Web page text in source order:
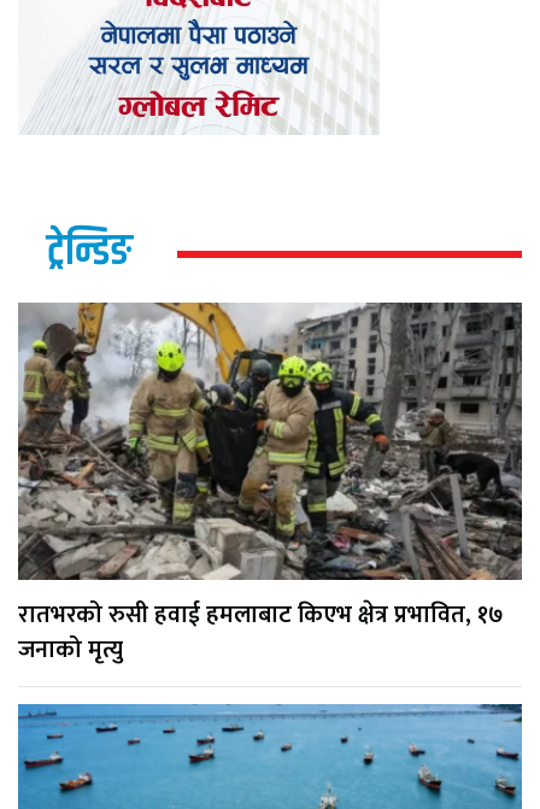
ट्रेन्डिङ
रातभरको रुसी हवाई हमलाबाट किएभ क्षेत्र प्रभावित, १७
जनाको मृत्यु